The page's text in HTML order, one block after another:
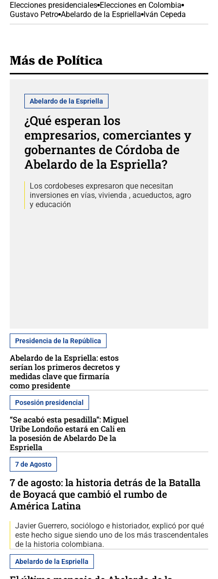
Elecciones presidenciales Elecciones en Colombia
Gustavo Petro Abelardo de la Espriella Iván Cepeda
Más de Política
Abelardo de la Espriella
¿Qué esperan los
empresarios, comerciantes y
gobernantes de Córdoba de
Abelardo de la Espriella?
Los cordobeses expresaron que necesitan
inversiones en vías, vivienda , acueductos, agro
y educación
Presidencia de la República
Abelardo de la Espriella: estos
serían los primeros decretos y
medidas clave que firmaría
como presidente
Posesión presidencial
“Se acabó esta pesadilla”: Miguel
Uribe Londoño estará en Cali en
la posesión de Abelardo De la
Espriella
7 de Agosto
7 de agosto: la historia detrás de la Batalla
de Boyacá que cambió el rumbo de
América Latina
Javier Guerrero, sociólogo e historiador, explicó por qué
este hecho sigue siendo uno de los más trascendentales
de la historia colombiana.
Abelardo de la Espriella